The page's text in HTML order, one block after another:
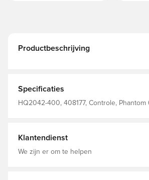
Productbeschrijving
Specificaties
HQ2042-400, 408177, Controle, Phantom
Klantendienst
We zijn er om te helpen